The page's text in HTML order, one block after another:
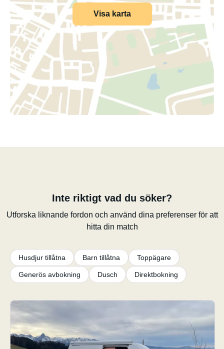
Visa karta
Inte riktigt vad du söker?
Utforska liknande fordon och använd dina preferenser för att
hitta din match
Husdjur tillåtna Barn tillåtna Toppägare
Generös avbokning Dusch Direktbokning